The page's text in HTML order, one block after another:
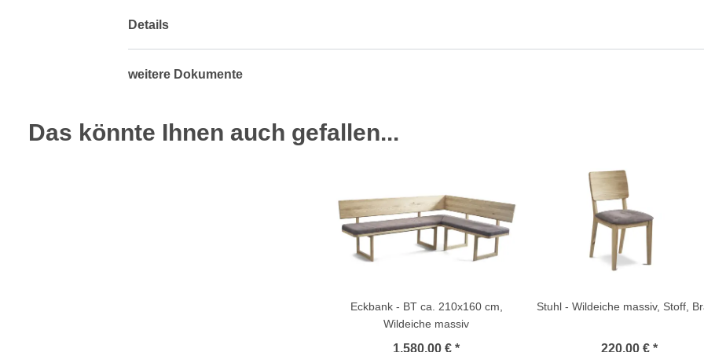
Details
weitere Dokumente
Das könnte Ihnen auch gefallen...
Eckbank - BT ca. 210x160 cm,
Wildeiche massiv
1.580,00 € *
Stuhl - Wildeiche massiv, Stoff,
220,00 € *